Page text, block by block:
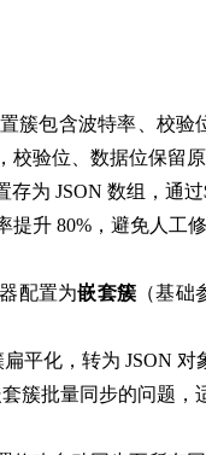
簇包含波特率、校
校验位、数据位保留
存为 JSON 数组，通
提升 80%，避免人工
配置为嵌套簇 （基
平化，转为 JSON 对
簇批量同步的问题